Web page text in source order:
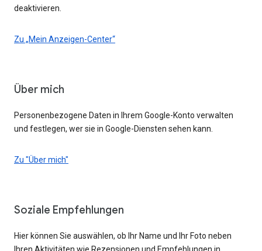
deaktivieren.
Zu „Mein Anzeigen-Center“
Über mich
Personenbezogene Daten in Ihrem Google-Konto verwalten
und festlegen, wer sie in Google-Diensten sehen kann.
Zu "Über mich"
Soziale Empfehlungen
Hier können Sie auswählen, ob Ihr Name und Ihr Foto neben